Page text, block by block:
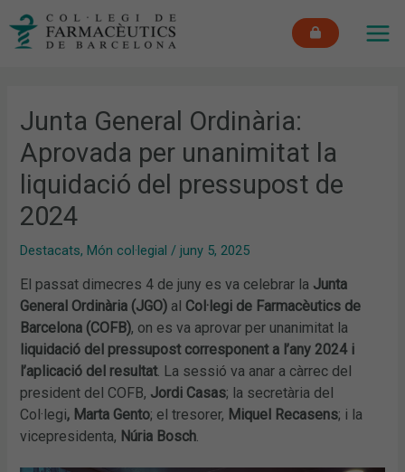
Junta General Ordinària:
Aprovada per unanimitat la
liquidació del pressupost de
2024
Destacats, Món col·legial /juny 5, 2025
El passat dimecres 4 de juny es va celebrar la Junta
General Ordinària (JGO) al Col·legi de Farmacèutics de
Barcelona (COFB), on es va aprovar per unanimitat la
liquidació del pressupost corresponent a l’any 2024 i
l’aplicació del resultat. La sessió va anar a càrrec del
president del COFB, Jordi Casas; la secretària del
Col·legi, Marta Gento; el tresorer, Miquel Recasens; i la
vicepresidenta, Núria Bosch.